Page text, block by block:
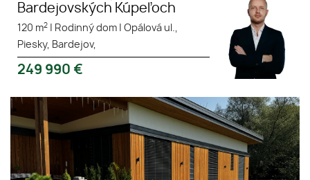
Bardejovských Kúpeľoch
120 m2 Rodinný dom
Opálová ul.,
Piesky, Bardejov,
249 990 €
Exkluzívne ponúkame na predaj
6 nádherných
nízkoenergergetických
novostavieb rodinných
drevodomov.